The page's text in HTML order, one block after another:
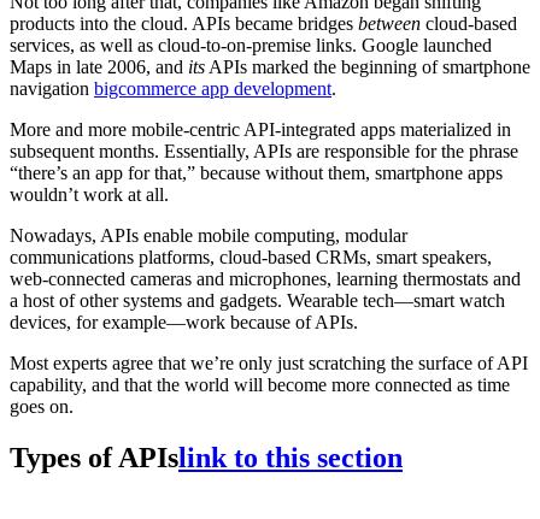
products into the cloud. APIs became bridges between cloud-based
services, as well as cloud-to-on-premise links. Google launched
Maps in late 2006, and itsAPIs marked the beginning of smartphone
navigation bigcommerce app development.
More and more mobile-centric API-integrated apps materialized in
subsequent months. Essentially, APIs are responsible for the phrase
“there’s an app for that,” because without them, smartphone apps
wouldn’t work at all.
Nowadays, APIs enable mobile computing, modular
communications platforms, cloud-based CRMs, smart speakers,
web-connected cameras and microphones, learning thermostats and
a host of other systems and gadgets. Wearable tech—smart watch
devices, for example—work because of APIs.
Most experts agree that we’re only just scratching the surface of API
capability, and that the world will become more connected as time
goes on.
Types of APIslink to this section